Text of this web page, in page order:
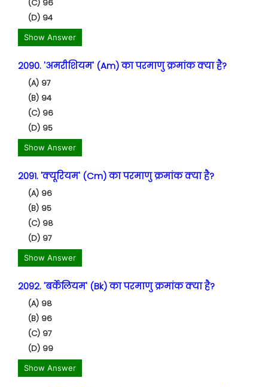
(C) 96
(D) 94
Show Answer
2090. 'अमरीशियम' (Am) का परमाणु क्रमांक क्या है?
(A) 97
(B) 94
(C) 96
(D) 95
Show Answer
2091. 'क्यूरियम' (Cm) का परमाणु क्रमांक क्या है?
(A) 96
(B) 95
(C) 98
(D) 97
Show Answer
2092. 'बर्केलियम' (Bk) का परमाणु क्रमांक क्या है?
(A) 98
(B) 96
(C) 97
(D) 99
Show Answer